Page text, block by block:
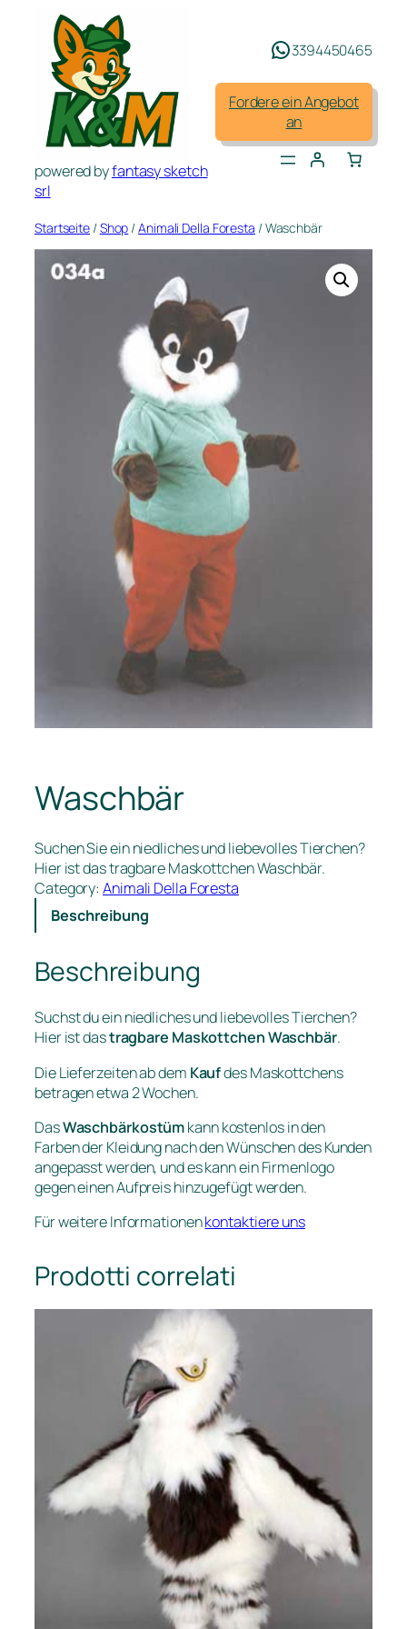
springen
powered byfantasy sketch
srl
3394450465
Fordere ein Angebot
an
Startseite /Shop /Animali Della Foresta / Waschbär
Waschbär
Suchen Sie ein niedliches und liebevolles Tierchen?
Hier ist das tragbare Maskottchen Waschbär.
Category:Animali Della Foresta
Beschreibung
Beschreibung
Suchst du ein niedliches und liebevolles Tierchen?
Hier ist dastragbare Maskottchen Waschbär.
Die Lieferzeiten ab dem Kaufdes Maskottchens
betragen etwa 2 Wochen.
DasWaschbärkostümkann kostenlos in den
Farben der Kleidung nach den Wünschen des Kunden
angepasst werden, und es kann ein Firmenlogo
gegen einen Aufpreis hinzugefügt werden.
Für weitere Informationenkontaktiere uns
Prodotti correlati